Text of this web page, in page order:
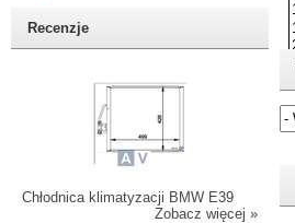
Recenzje
Chłodnica klimatyzacji BMW E39
Zobacz więcej »